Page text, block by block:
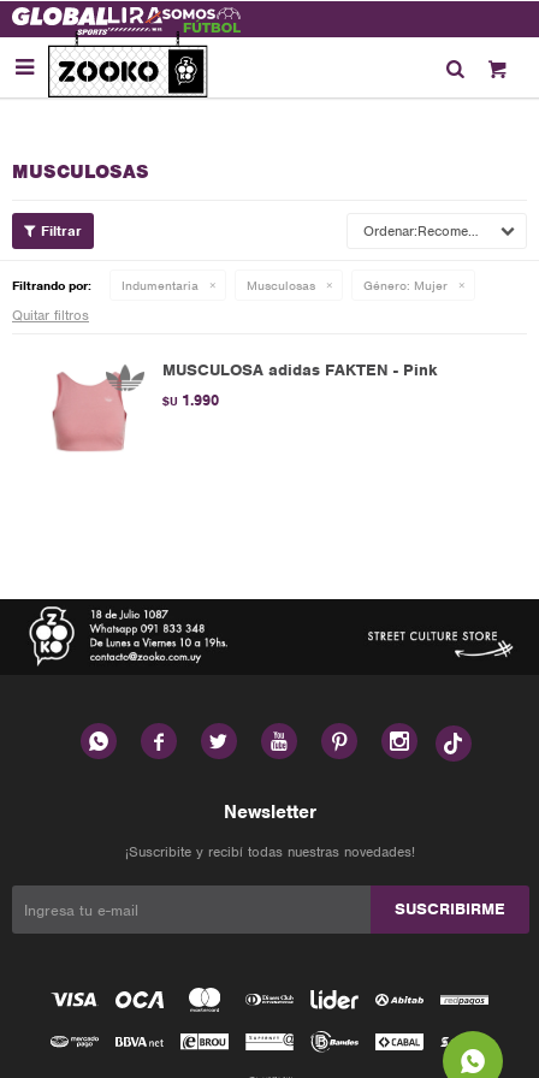

MUSCULOSAS
Recomendados
Filtrando por: Indumentaria Musculosas Género: Mujer
Quitar filtros
MUSCULOSA adidas FAKTEN - Pink
$U 1.990
     
Newsletter
¡Suscribite y recibí todas nuestras novedades!
SUSCRIBIRME